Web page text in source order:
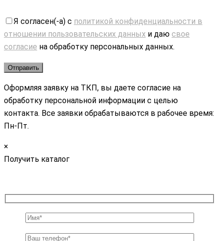
Я согласен(-а) с политикой конфиденциальности в
отношении пользовательских данных и даю свое
согласие на обработку персональных данных.
Оформляя заявку на ТКП, вы даете согласие на
обработку персональной информации с целью
контакта. Все заявки обрабатываются в рабочее время:
Пн-Пт.
×
Получить каталог